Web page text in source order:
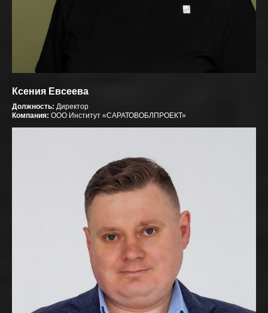
Ксения Евсеева
Должность: Директор
Компания: ООО Институт «САРАТОВОБЛПРОЕКТ»
ВОПРОСЫ И ОТВЕТЫ